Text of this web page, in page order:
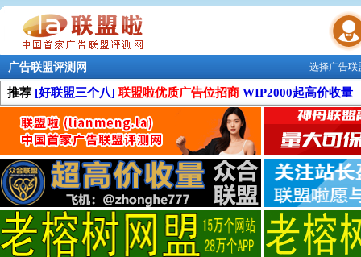
联盟学院
选择广告
广告联盟评测网
推荐 [好联盟三个八] 联盟啦优质广告位招商 WIP2000起高价收量